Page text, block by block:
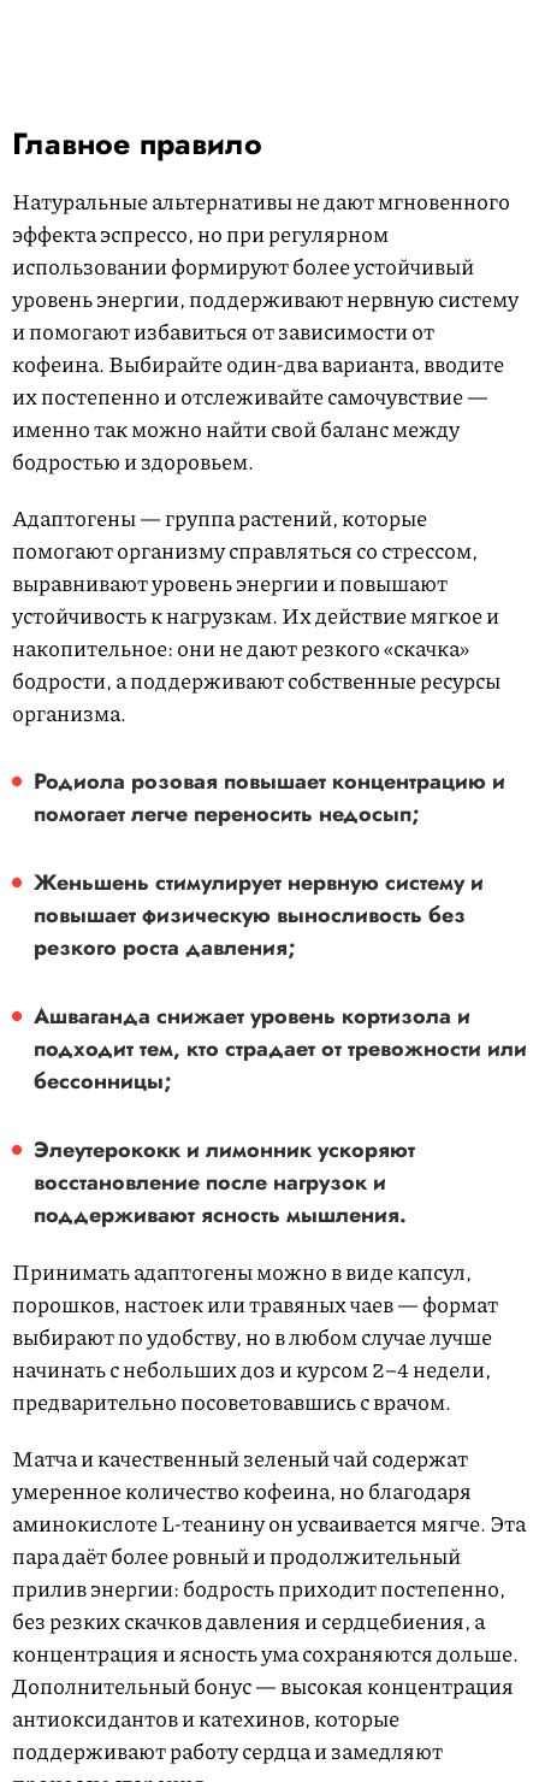
Главное правило
Натуральные альтернативы не дают мгновенного
эффекта эспрессо, но при регулярном
использовании формируют более устойчивый
уровень энергии, поддерживают нервную систему
и помогают избавиться от зависимости от
кофеина. Выбирайте один-два варианта, вводите
их постепенно и отслеживайте самочувствие —
именно так можно найти свой баланс между
бодростью и здоровьем.
Адаптогены — группа растений, которые
помогают организму справляться со стрессом,
выравнивают уровень энергии и повышают
устойчивость к нагрузкам. Их действие мягкое и
накопительное: они не дают резкого «скачка»
бодрости, а поддерживают собственные ресурсы
организма.
Родиола розовая повышает концентрацию и
помогает легче переносить недосып;
Женьшень стимулирует нервную систему и
повышает физическую выносливость без
резкого роста давления;
Ашваганда снижает уровень кортизола и
подходит тем, кто страдает от тревожности или
бессонницы;
Элеутерококк и лимонникускоряют
восстановление после нагрузок и
поддерживают ясность мышления.
Принимать адаптогены можно в виде капсул,
порошков, настоек или травяных чаев — формат
выбирают по удобству, но в любом случае лучше
начинать с небольших доз и курсом 2–4 недели,
предварительно посоветовавшись с врачом.
Матча и качественный зеленый чай содержат
умеренное количество кофеина, но благодаря
аминокислоте L-теанину он усваивается мягче. Эта
пара даёт более ровный и продолжительный
прилив энергии: бодрость приходит постепенно,
без резких скачков давления и сердцебиения, а
концентрация и ясность ума сохраняются дольше.
Дополнительный бонус — высокая концентрация
антиоксидантов и катехинов, которые
поддерживают работу сердца и замедляют